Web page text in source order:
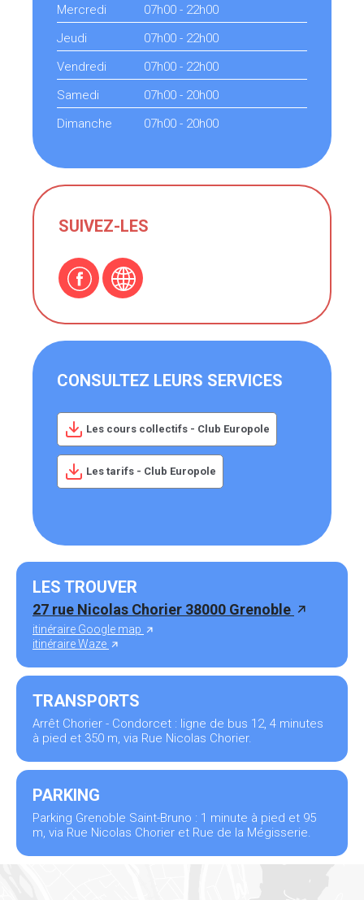
Mercredi
07h00 - 22h00
Jeudi
07h00 - 22h00
Vendredi
07h00 - 22h00
Samedi
07h00 - 20h00
Dimanche
07h00 - 20h00
SUIVEZ-LES
CONSULTEZ LEURS SERVICES
Les cours collectifs - Club Europole
Les tarifs - Club Europole
LES TROUVER
27 rue Nicolas Chorier 38000 Grenoble
itinéraire Google map
itinéraire Waze
TRANSPORTS
Arrêt Chorier - Condorcet : ligne de bus 12, 4 minutes
à pied et 350 m, via Rue Nicolas Chorier.
PARKING
Parking Grenoble Saint-Bruno : 1 minute à pied et 95
m, via Rue Nicolas Chorier et Rue de la Mégisserie.